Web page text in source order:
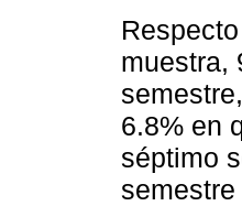
muestra,
6.8% en
séptimo